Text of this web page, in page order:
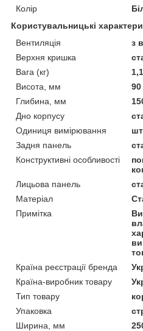
Колір
Користувальницькі
Вентиляція
з
Верхня кришка
Вага (кг)
Висота, мм
90
Глибина, мм
Дно корпусу
Одиниця вимірювання
Задня панель
Конструктивні особливості
Лицьова панель
Матеріал
Примітка
Країна реєстрації бренда
Країна-виробник товару
Тип товару
Упаковка
Ширина, мм